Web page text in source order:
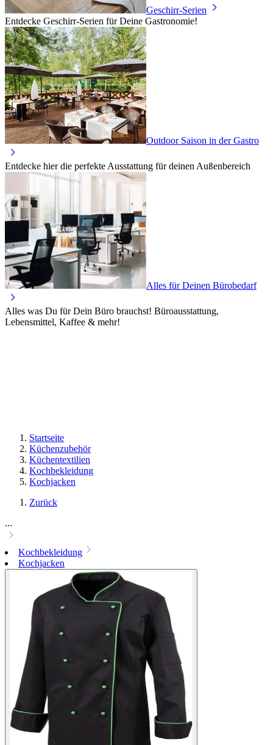
Geschirr-Serien
Entdecke Geschirr-Serien für Deine Gastronomie!
Outdoor Saison in der Gastro
Entdecke hier die perfekte Ausstattung für deinen Außenbereich
Alles für Deinen Bürobedarf
Alles was Du für Dein Büro brauchst! Büroausstattung,
Lebensmittel, Kaffee & mehr!
Startseite
Küchenzubehör
Küchentextilien
Kochbekleidung
Kochjacken
Zurück
...
Kochbekleidung
Kochjacken